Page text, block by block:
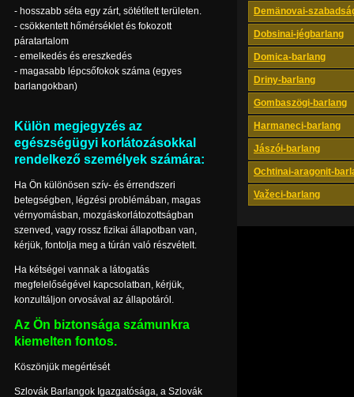
Demänovai-
Dobsinai-jégbarlang
Domica-barlang
Driny-barlang
Gombaszögi-barlang
Harmaneci-barlang
Jászói-barlang
Ochtinai-aragonit-
Važeci-barlang
- hosszabb séta egy zárt, sötétített területen.
- csökkentett hőmérséklet és fokozott
páratartalom
- emelkedés és ereszkedés
- magasabb lépcsőfokok száma (egyes
barlangokban)
Külön megjegyzés az
egészségügyi korlátozásokkal
rendelkező személyek számára:
Ha Ön különösen szív- és érrendszeri
betegségben, légzési problémában, magas
vérnyomásban, mozgáskorlátozottságban
szenved, vagy rossz fizikai állapotban van,
kérjük, fontolja meg a túrán való részvételt.
Ha kétségei vannak a látogatás
megfelelőségével kapcsolatban, kérjük,
konzultáljon orvosával az állapotáról.
Az Ön biztonsága számunkra
kiemelten fontos.
Köszönjük megértését
Szlovák Barlangok Igazgatósága, a Szlovák